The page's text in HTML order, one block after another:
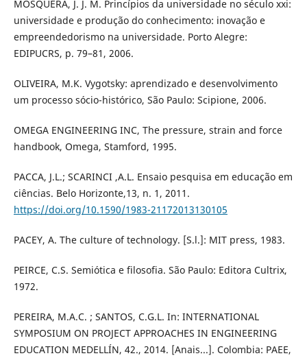
MOSQUERA, J. J. M. Princípios da universidade no século xxi:
universidade e produção do conhecimento: inovação e
empreendedorismo na universidade. Porto Alegre:
EDIPUCRS, p. 79–81, 2006.
OLIVEIRA, M.K. Vygotsky: aprendizado e desenvolvimento
um processo sócio-histórico, São Paulo: Scipione, 2006.
OMEGA ENGINEERING INC, The pressure, strain and force
handbook, Omega, Stamford, 1995.
PACCA, J.L.; SCARINCI ,A.L. Ensaio pesquisa em educação em
ciências. Belo Horizonte,13, n. 1, 2011.
https://doi.org/10.1590/1983-21172013130105
PACEY, A. The culture of technology. [S.l.]: MIT press, 1983.
PEIRCE, C.S. Semiótica e filosofia. São Paulo: Editora Cultrix,
1972.
PEREIRA, M.A.C. ; SANTOS, C.G.L. In: INTERNATIONAL
SYMPOSIUM ON PROJECT APPROACHES IN ENGINEERING
EDUCATION MEDELLÍN, 42., 2014. [Anais...]. Colombia: PAEE,